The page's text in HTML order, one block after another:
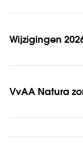
Wijzigingen
VvAA Natura